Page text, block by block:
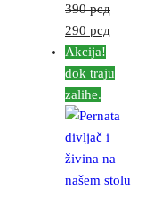
390рсд
290 рсд
Akcija!
dok traju
zalihe.